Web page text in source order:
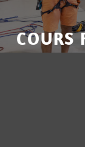
COURS